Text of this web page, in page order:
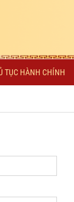
TỤC HÀNH CHÍNH